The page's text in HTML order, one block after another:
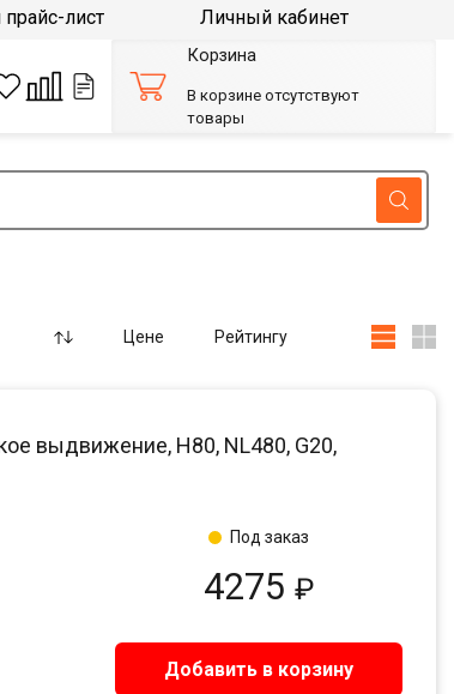
Цене Рейтингу
выдвижение, H80, NL480, G20,
4275 ₽
Добавить в корзину
Под заказ
лист Личный кабинет
Корзина
В корзине отсутствуют
товары